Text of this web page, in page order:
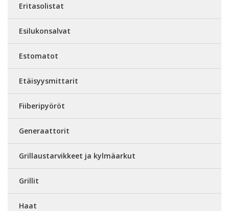
Eritasolistat
Esilukonsalvat
Estomatot
Etäisyysmittarit
Fiiberipyöröt
Generaattorit
Grillaustarvikkeet ja kylmäarkut
Grillit
Haat